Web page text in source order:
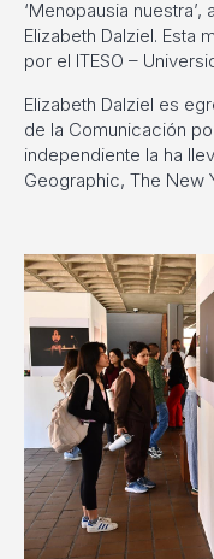
‘Menopausia
Elizabeth Dalziel. Esta
por el ITESO –
Elizabeth Dalziel es
de la Comunicación
independiente la ha
Geographic, The New